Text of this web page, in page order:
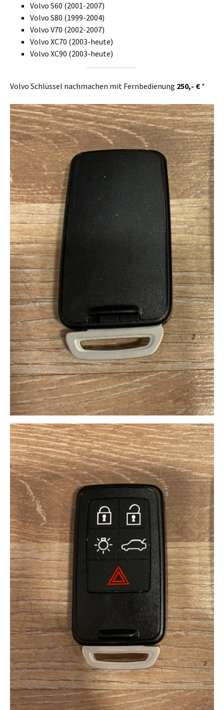
Volvo S60 (2001-2007)
Volvo S80 (1999-2004)
Volvo V70 (2002-2007)
Volvo XC70 (2003-heute)
Volvo XC90 (2003-heute)
Volvo Schlüssel nachmachen mit Fernbedienung 250,- € *